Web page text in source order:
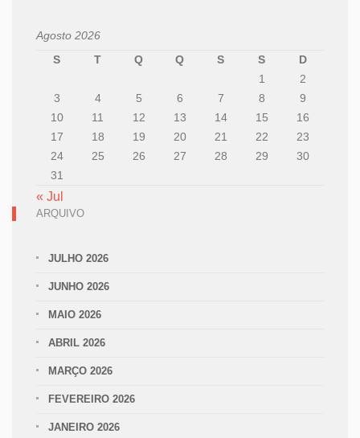
Agosto 2026
S
T Q Q S S
D
1
2
3
4 5 6 7 8
9
10
11 12 13 14 15
16
17
18 19 20 21 22
23
24
25 26 27 28 29
30
31
« Jul
ARQUIVO
JULHO 2026
JUNHO 2026
MAIO 2026
ABRIL 2026
MARÇO 2026
FEVEREIRO 2026
JANEIRO 2026